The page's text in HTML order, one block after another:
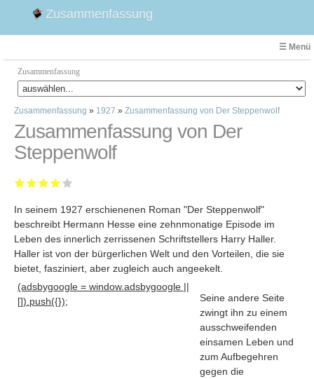
Zusammenfassung
☰ Menü
Zusammenfassung
Faust
Willhelm Tell
Effi Briest
1. Weltkrieg Zusammenfassung
2. Weltkrieg
Weimarer Republik
Maria Stuart
Woyzeck
Zusammenfassung » 1927 » Zusammenfassung von Der Steppenwolf
Zusammenfassung von Der
Steppenwolf
In seinem 1927 erschienenen Roman "Der Steppenwolf"
beschreibt Hermann Hesse eine zehnmonatige Episode im
Leben des innerlich zerrissenen Schriftstellers Harry Haller.
Haller ist von der bürgerlichen Welt und den Vorteilen, die sie
bietet, fasziniert, aber zugleich auch angeekelt
(adsbygoogle = window.adsbygoogle ||
[]).push({});
Seine andere Seite
zwingt ihn zu einem
ausschweifenden
einsamen Leben und
zum Aufbegehren
gegen die